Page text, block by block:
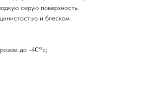
серую поверхность.
и блеском.
до -40°с;